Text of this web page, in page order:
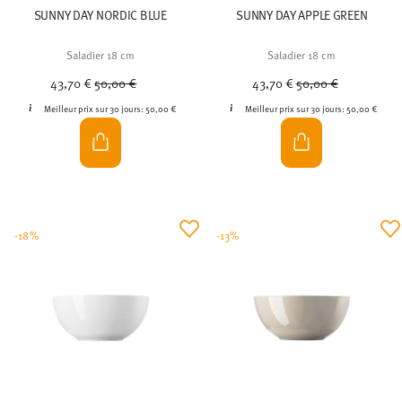
SUNNY DAY NORDIC BLUE
Saladier 18 cm
43,70 €Price reduced from
50,00 €
Meilleur prix sur 30 jours: 50,00 €
SUNNY DAY APPLE GREEN
Saladier 18 cm
43,70 €Price reduced from
50,00 €to
Meilleur prix sur 30 jours:50,00 €
-18% -13%